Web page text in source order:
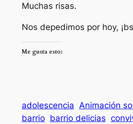
Muchas risas.
Nos depedimos por hoy,
Me gusta esto:
adolescencia Animación
barrio barrio delicias